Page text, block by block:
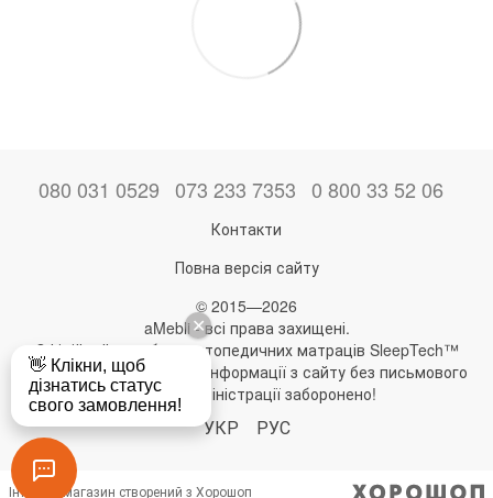
080 031 0529 073 233 7353 0 800 33 52 06
Контакти
Повна версія сайту
© 2015—2026
aMebli - всі права захищені.
Офіційний виробник ортопедичних матраців SleepTech™
Будь-яке використання інформації з сайту без письмового
дозволу адміністрації заборонено!
УКР РУС
Інтернет-магазин створений з Хорошоп